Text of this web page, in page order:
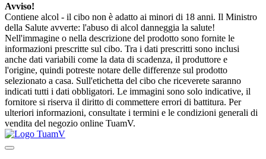
Avviso!
Contiene alcol - il cibo non è adatto ai minori di 18 anni. Il Ministro
della Salute avverte: l'abuso di alcol danneggia la salute!
Nell'immagine o nella descrizione del prodotto sono fornite le
informazioni prescritte sul cibo. Tra i dati prescritti sono inclusi
anche dati variabili come la data di scadenza, il produttore e
l'origine, quindi potreste notare delle differenze sul prodotto
selezionato a casa. Sull'etichetta del cibo che riceverete saranno
indicati tutti i dati obbligatori. Le immagini sono solo indicative, il
fornitore si riserva il diritto di commettere errori di battitura. Per
ulteriori informazioni, consultate i termini e le condizioni generali di
vendita del negozio online TuamV.